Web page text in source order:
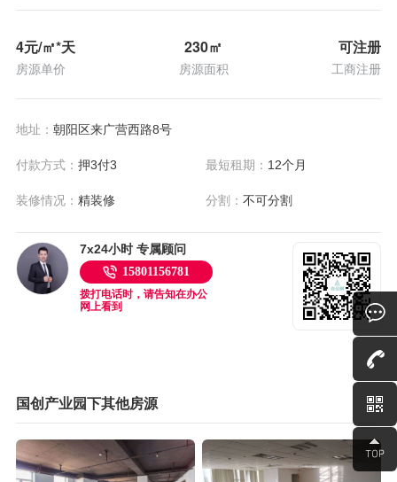
4元/㎡*天
房源单价
230㎡
房源面积
可注册
工商注册
地址： 朝阳区来广营西路8号
付款方式： 押3付3 最短租期： 12个月
装修情况： 精装修 分割：不可分割
7x24小时 专属顾问
15801156781
拨打电话时，请告知在办公
网上看到
国创产业园下其他房源